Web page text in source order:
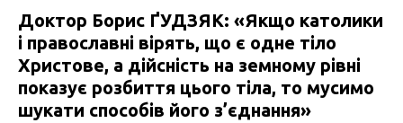
Доктор Борис ҐУДЗЯК: «Якщо католики
і православні вірять, що є одне тіло
Христове, а дійсність на земному рівні
показує розбиття цього тіла, то мусимо
шукати способів його з’єднання»